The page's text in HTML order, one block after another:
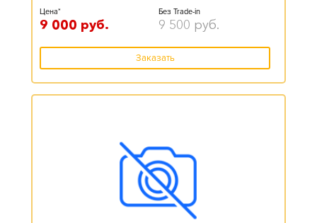
Цена*
9 000 руб.
Без Trade-in
9 500 руб.
Заказать